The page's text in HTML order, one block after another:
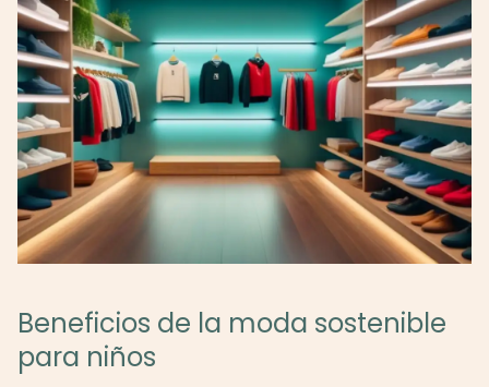
Beneficios de la moda sostenible
para niños